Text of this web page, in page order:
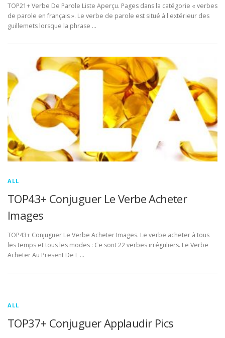
TOP21+ Verbe De Parole Liste Aperçu. Pages dans la catégorie « verbes
de parole en français ». Le verbe de parole est situé à l'extérieur des
guillemets lorsque la phrase …
ALL
TOP43+ Conjuguer Le Verbe Acheter
Images
TOP43+ Conjuguer Le Verbe Acheter Images. Le verbe acheter à tous
les temps et tous les modes : Ce sont 22 verbes irréguliers. Le Verbe
Acheter Au Present De L …
ALL
TOP37+ Conjuguer Applaudir Pics